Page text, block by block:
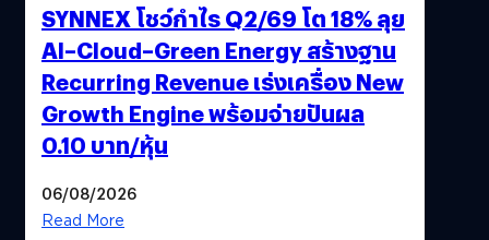
SYNNEX โชว์กำไร Q2/69 โต 18% ลุย
AI–Cloud–Green Energy สร้างฐาน
Recurring Revenue เร่งเครื่อง New
Growth Engine พร้อมจ่ายปันผล
0.10 บาท/หุ้น
06/08/2026
Read More